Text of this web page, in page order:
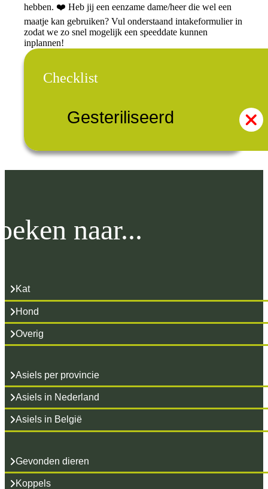
hebben. ❤️ Heb jij een eenzame dame/heer die wel een
maatje kan gebruiken? Vul onderstaand intakeformulier in
zodat we zo snel mogelijk een speeddate kunnen
inplannen!
Checklist
Gesteriliseerd
naar...
Kat
Hond
Overig
Asiels per provincie
Asiels in Nederland
Asiels in België
Gevonden dieren
Koppels